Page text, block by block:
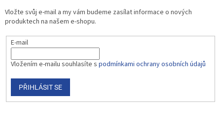
Vložte svůj e-mail a my vám budeme zasílat informace o nových
produktech na našem e-shopu.
E-mail
Vložením e-mailu souhlasíte s podmínkami ochrany osobních údajů
PŘIHLÁSIT SE